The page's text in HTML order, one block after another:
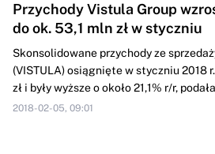
Przychody Vistula Group
do ok. 53,1 mln zł w styczniu
Skonsolidowane przychody ze
(VISTULA) osiągnięte w styczniu 2018
zł i były wyższe o około 21,1% r/r,
2018-02-05, 09:01